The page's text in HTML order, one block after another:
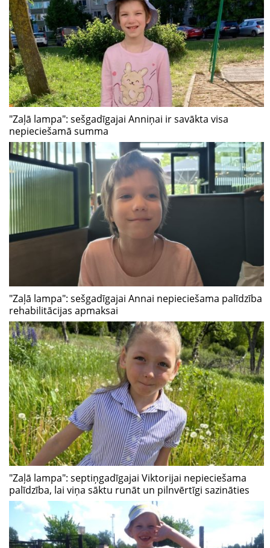
"Zaļā lampa": sešgadīgajai Anniņai ir savākta visa
nepieciešamā summa
"Zaļā lampa": sešgadīgajai Annai nepieciešama palīdzība
rehabilitācijas apmaksai
"Zaļā lampa": septiņgadīgajai Viktorijai nepieciešama
palīdzība, lai viņa sāktu runāt un pilnvērtīgi sazināties